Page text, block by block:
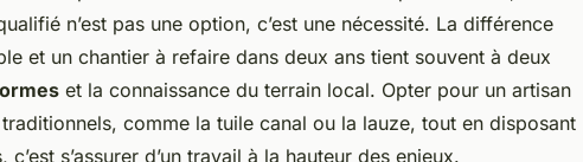
n’est pas une option, c’est une nécessité. La différence
et un chantier à refaire dans deux ans tient souvent à deux
et la connaissance du terrain local. Opter pour un artisan
comme la tuile canal ou la lauze, tout en disposant
s’assurer d’un travail à la hauteur des enjeux.